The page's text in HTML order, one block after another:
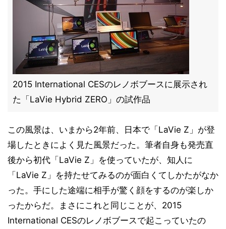
2015 International CESのレノボブースに展示され
た「LaVie Hybrid ZERO」の試作品
この風景は、いまから2年前、日本で「LaVie Z」が登
場したときによく見た風景だった。筆者自身も発売直
後から初代「LaVie Z」を使っていたが、知人に
「LaVie Z」を持たせてみるのが面白くてしかたがなか
った。手にした途端に相手が驚く顔をするのが楽しか
ったからだ。まさにこれと同じことが、2015
International CESのレノボブースで起こっていたの